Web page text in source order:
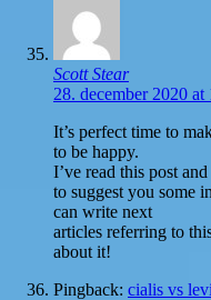
Scott Stear
28. december 2020 at
It’s perfect time to
to be happy.
I’ve read this post
to suggest you some
can write next
articles referring to
about it!
Pingback: cialis vs